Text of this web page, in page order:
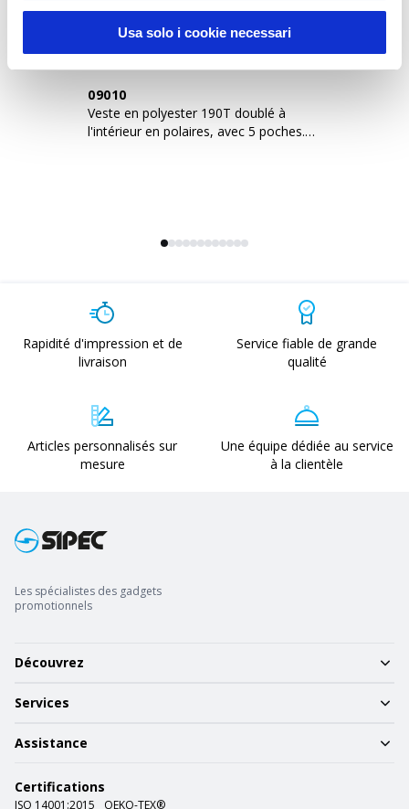
Usa solo i cookie necessari
09010
Veste en polyester 190T doublé à
l'intérieur en polaires, avec 5 poches.
Rapidité d'impression et de
livraison
Service fiable de grande
qualité
Articles personnalisés sur
mesure
Une équipe dédiée au service
à la clientèle
Les spécialistes des gadgets
promotionnels
Découvrez
Services
Assistance
Certifications
ISO 14001:2015 OEKO-TEX®